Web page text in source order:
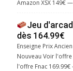
Amazon XSX 149€
Jeu
dès 164.99€
Enseigne Prix
Nouveau Voir
l'offre Fnac